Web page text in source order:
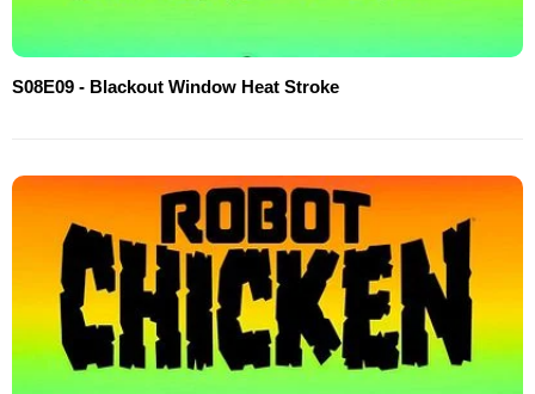
S08E09 - Blackout Window Heat Stroke